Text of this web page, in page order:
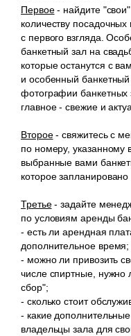
Первое- найдите
количеству
с первого взгляда.
банкетный зал на
которые останутся с
и особенный
фотографии
главное - свежие и
Второе- свяжитесь с
по номеру, указанному
выбранные вами
которое
Третье- задайте
по условиям аренды
- есть ли арендная
дополнительное время;
- можно ли привозить
числе спиртные, нужно
сбор";
- сколько стоит
- какие
владельцы зала для